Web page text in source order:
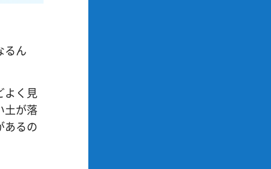
るん
よく見
土が落
あるの